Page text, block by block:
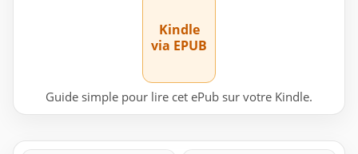
Kindle
via EPUB
Guide simple pour lire cet ePub sur votre Kindle.